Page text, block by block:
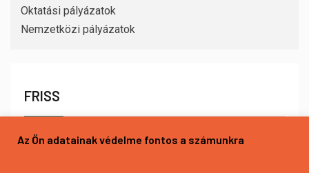
Oktatási pályázatok
Nemzetközi pályázatok
FRISS
Az Ön adatainak védelme fontos a számunkra